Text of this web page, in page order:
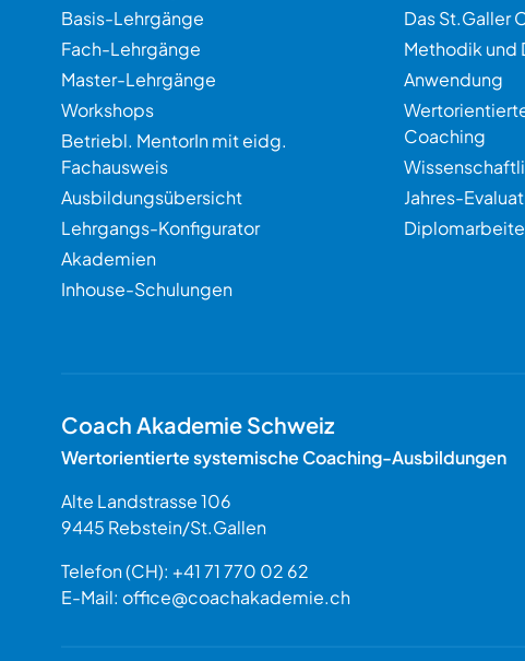
Basis-Lehrgänge
Fach-Lehrgänge
Master-Lehrgänge
Workshops
Betriebl. MentorIn mit eidg.
Fachausweis
Ausbildungsübersicht
Lehrgangs-Konfigurator
Akademien
Inhouse-Schulungen
Das St.Galler
Methodik und
Anwendung
Coaching
Jahres-
Coach Akademie Schweiz
Wertorientierte systemische Coaching-Ausbildungen
Alte Landstrasse 106
9445 Rebstein/St.Gallen
Telefon (CH): +41 71 770 02 62
E-Mail: office@coachakademie.ch